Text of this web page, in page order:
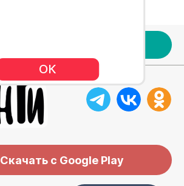
Скачать с Google Play
ОК